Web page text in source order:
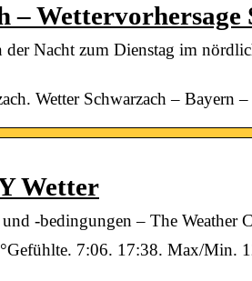
Wettervorhersage
Nacht zum Dienstag im
Wetter Schwarzach – Bayern
Wetter
-bedingungen – The Weather
7:06. 17:38. Max/Min.